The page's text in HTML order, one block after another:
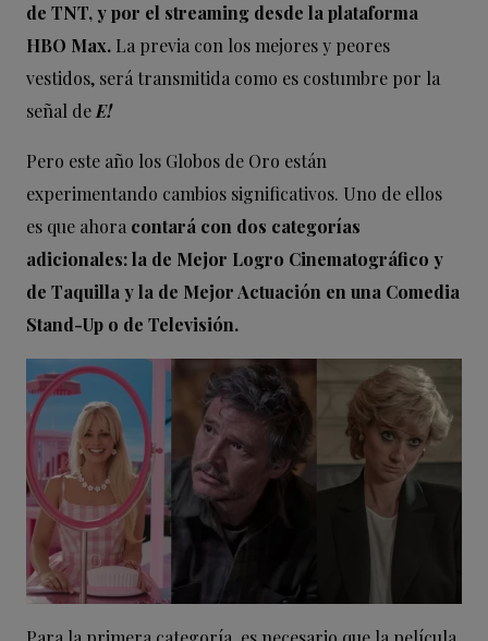
de TNT, y por el streaming desde la plataforma
HBO Max. La previa con los mejores y peores
vestidos, será transmitida como es costumbre por la
señal de E!
Pero este año los Globos de Oro están
experimentando cambios significativos. Uno de ellos
es que ahora contará con dos categorías
adicionales: la de Mejor Logro Cinematográfico y
de Taquilla y la de Mejor Actuación en una Comedia
Stand-Up o de Televisión.